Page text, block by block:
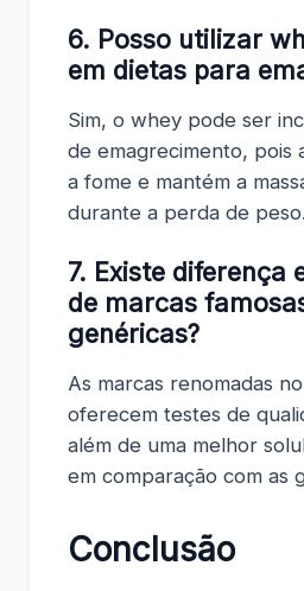
6. Posso utilizar
em dietas para
Sim, o whey pode ser
de emagrecimento, pois
a fome e mantém a
durante a perda de peso.
7. Existe diferença
de marcas
genéricas?
As marcas renomadas
oferecem testes de
além de uma melhor
em comparação com as
Conclusão